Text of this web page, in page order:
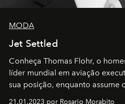
MODA
Jet Settled
Conheça Thomas Flohr, o
líder mundial em aviação
sua posição, enquanto assume
em rápida evolução e
21.01.2023 por Rosario Morabito